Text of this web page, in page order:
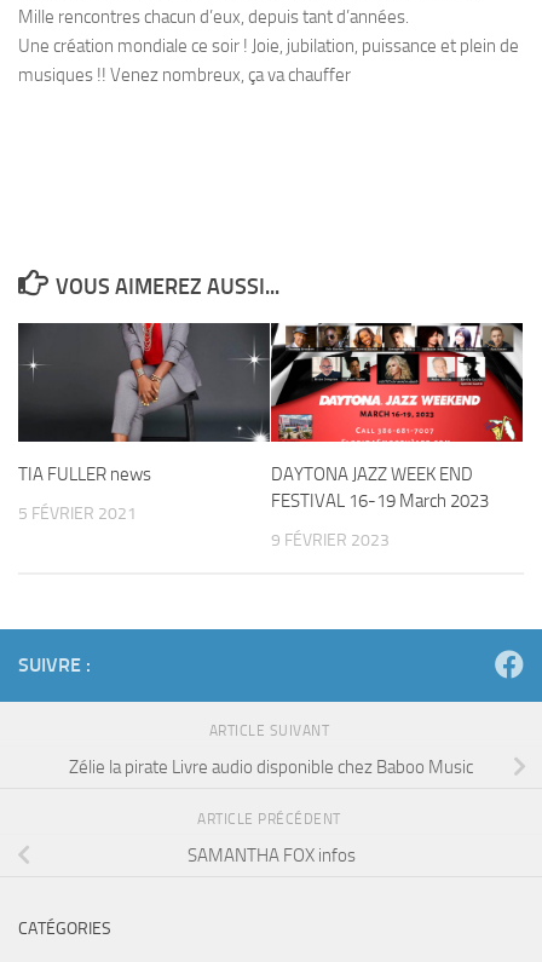
Mille rencontres chacun d’eux, depuis tant d’années.
Une création mondiale ce soir ! Joie, jubilation, puissance et plein de
musiques !! Venez nombreux, ça va chauffer
VOUS AIMEREZ AUSSI...
TIA FULLER news
5 FÉVRIER 2021
DAYTONA JAZZ WEEK END
FESTIVAL 16-19 March 2023
9 FÉVRIER 2023
SUIVRE :
ARTICLE SUIVANT
Zélie la pirate Livre audio disponible chez Baboo Music
ARTICLE PRÉCÉDENT
SAMANTHA FOX infos
CATÉGORIES